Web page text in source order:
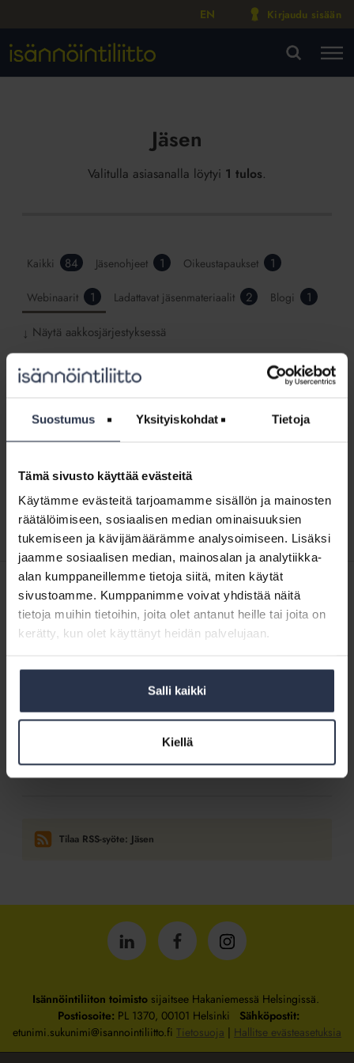
Suostumus Yksityiskohdat Tietoja
Tämä sivusto käyttää evästeitä
Käytämme evästeitä tarjoamamme sisällön ja mainosten
räätälöimiseen, sosiaalisen median ominaisuuksien
tukemiseen ja kävijämäärämme analysoimiseen. Lisäksi
jaamme sosiaalisen median, mainosalan ja analytiikka-
alan kumppaneillemme tietoja siitä, miten käytät
sivustoamme. Kumppanimme voivat yhdistää näitä
tietoja muihin tietoihin, joita olet antanut heille tai joita on
kerätty, kun olet käyttänyt heidän palvelujaan.
Salli kaikki
Kiellä
EN Kirjaudu sisään
Jäsen
Valitulla asiasanalla löytyi 1 tulos.
Kaikki 84 Jäsenohjeet 1 Oikeustapaukset 1
Webinaarit 1 Ladattavat jäsenmateriaalit 2 Blogi 1
↓ Näytä aakkosjärjestyksessä
Isännöintialan
uudistuu
Webinaari: Isännöintialan
WEBINAARIT JA VIDEOT 7.12.2023
Keskuskauppakamarin alaisuuteen perustetaan vuoden
neuvosto. Mitä uudistus tarkoittaa isännöintiyritysten ja
webinaarissa tästä kertoivat Isännöintiliiton...
SISÄLTÖJÄ ISÄNNÖINTILIITON MEDIOISTA
22.5.2026 Kotitalolehti.fi
Talkoita, asukaskyselyjä, pop up -kahvila – tällaisia ovat paras
taloyhtiö -kisan finalistit
Talo, johon tullaan jäädäkseen – Tässä taloyhtiössä on menoa ja
Kotitalolehti.fi
meillä on uskallettu keskustella”
Tilaa RSS-syöte: Jäsen
IsännöintiliittoIsännöintiliittoIsännöintiliitto
Isännöintiliiton toimistosijaitsee Hakaniemessä Helsingissä.
Postiosoite: PL 1370, 00101 Helsinki Sähköpostit:
etunimi.sukunimi@isannointiliitto.fi Tietosuoja | Hallitse evästeasetuksia